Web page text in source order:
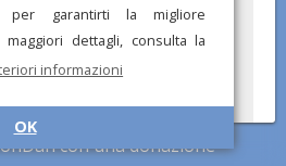
per garantirti la migliore
dettagli, consulta la
informazioni
OK
con una donazione